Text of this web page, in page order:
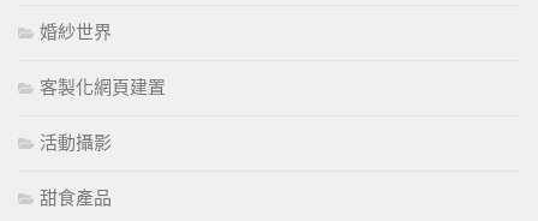
婚紗世界
客製化網頁建置
活動攝影
甜食產品